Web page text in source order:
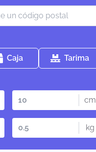
Caja Tarima
cm
kg